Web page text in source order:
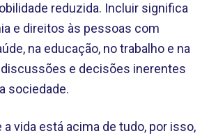
reduzida. Incluir significa
e direitos às pessoas com
na educação, no trabalho e na
e decisões inerentes
sociedade.
vida está acima de tudo, por isso,